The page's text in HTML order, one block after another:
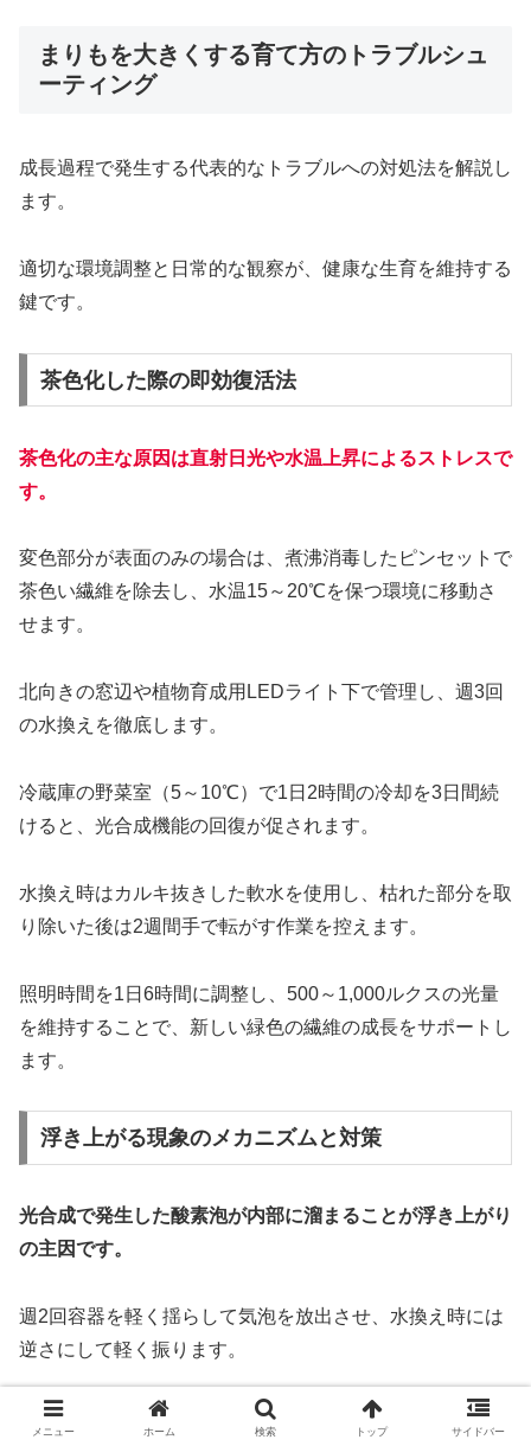
まりもを大きくする育て方のトラブルシュ
ーティング
成長過程で発生する代表的なトラブルへの対処法を解説し
ます。
適切な環境調整と日常的な観察が、健康な生育を維持する
鍵です。
茶色化した際の即効復活法
茶色化の主な原因は直射日光や水温上昇によるストレスで
す。
変色部分が表面のみの場合は、煮沸消毒したピンセットで
茶色い繊維を除去し、水温15～20℃を保つ環境に移動さ
せます。
北向きの窓辺や植物育成用LEDライト下で管理し、週3回
の水換えを徹底します。
冷蔵庫の野菜室（5～10℃）で1日2時間の冷却を3日間続
けると、光合成機能の回復が促されます。
水換え時はカルキ抜きした軟水を使用し、枯れた部分を取
り除いた後は2週間手で転がす作業を控えます。
照明時間を1日6時間に調整し、500～1,000ルクスの光量
を維持することで、新しい緑色の繊維の成長をサポートし
ます。
浮き上がる現象のメカニズムと対策
光合成で発生した酸素泡が内部に溜まることが浮き上がり
の主因です。
週2回容器を軽く揺らして気泡を放出させ、水換え時には
逆さにして軽く振ります。
水深を5cm浅くし、白色LEDライトの照射時間を1日6時間
メニュー ホーム 検索 トップ サイドバー